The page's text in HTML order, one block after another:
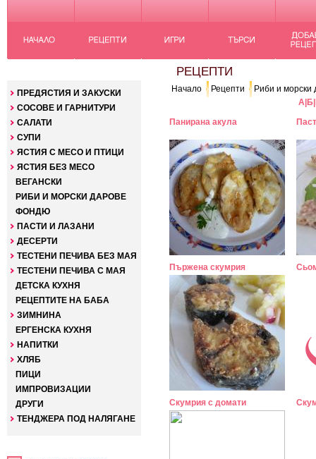
ПРЕДЯСТИЯ И ЗАКУСКИ
СОСОВЕ И ГАРНИТУРИ
САЛАТИ
СУПИ
ЯСТИЯ С МЕСО И ПТИЦИ
ЯСТИЯ БЕЗ МЕСО
ВЕГАНСКИ
РИБИ И МОРСКИ ДАРОВЕ
ФОНДЮ
ПАСТИ И ЛАЗАНИ
ДЕСЕРТИ
ТЕСТЕНИ ПЕЧИВА БЕЗ МАЯ
ТЕСТЕНИ ПЕЧИВА С МАЯ
ДЕТСКА КУХНЯ
РЕЦЕПТИТЕ НА БАБА
ЗИМНИНА
ЕРГЕНСКА КУХНЯ
НАПИТКИ
ХЛЯБ
ПИЦИ
ИМПРОВИЗАЦИИ
ДРУГИ
ТЕНДЖЕРА ПОД НАЛЯГАНЕ
РЕЦЕПТИ
Начало Рецепти
Риби и морски
А Б
Панирана акула
Пържена скумрия
Скумрия с домати